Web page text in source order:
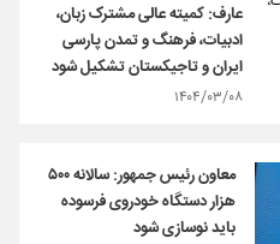
عارف: کمیته عالی مشترک زبان،
ادبیات، فرهنگ و تمدن پارسی
ایران و تاجیکستان تشکیل شود
۱۴۰۴/۰۳/۰۸
معاون رئیس جمهور: سالانه ۵۰۰
هزار دستگاه خودروی فرسوده
باید نوسازی شود